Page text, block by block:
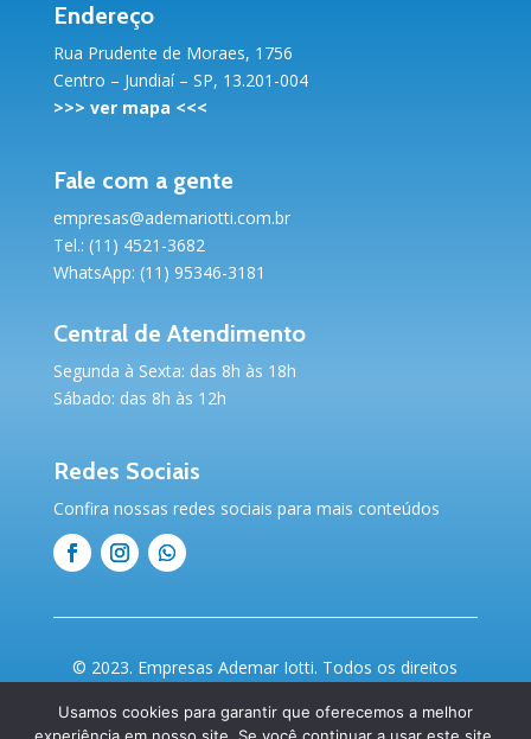
Endereço
Rua Prudente de Moraes, 1756
Centro – Jundiaí – SP, 13.201-004
>>> ver mapa <<<
Fale com a gente
empresas@ademariotti.com.br
Tel.: (11) 4521-3682
WhatsApp: (11) 95346-3181
Central de Atendimento
Segunda à Sexta: das 8h às 18h
Sábado: das 8h às 12h
Redes Sociais
Confira nossas redes sociais para mais conteúdos
© 2023. Empresas Ademar Iotti. Todos os direitos
Empresa na Internet
Usamos cookies para garantir que oferecemos a melhor